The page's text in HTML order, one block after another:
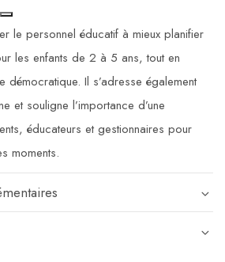
le personnel éducatif à mieux planifier
les enfants de 2 à 5 ans, tout en
démocratique. Il s’adresse également
et souligne l’importance d’une
éducateurs et gestionnaires pour
moments.